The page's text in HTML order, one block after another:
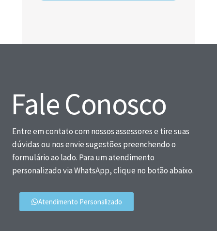
Fale Conosco
Entre em contato com nossos assessores e tire suas
dúvidas ou nos envie sugestões preenchendo o
formulário ao lado. Para um atendimento
personalizado via WhatsApp, clique no botão abaixo.
Atendimento Personalizado